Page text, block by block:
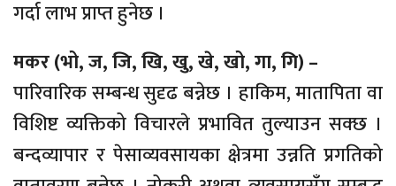
गर्दा लाभ प्राप्त हुनेछ ।
मकर (भो, ज, जि, खि, खु, खे, खो, गा, गि) –
पारिवारिक सम्बन्ध सुदृढ बन्नेछ । हाकिम, मातापिता वा
विशिष्ट व्यक्तिको विचारले प्रभावित तुल्याउन सक्छ ।
बन्दव्यापार र पेसाव्यवसायका क्षेत्रमा उन्नति प्रगतिको